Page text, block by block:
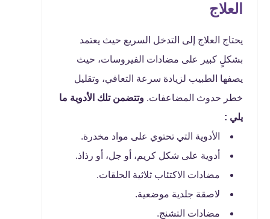
العلاج
يحتاج العلاج إلى التدخل السريع حيث يعتمد
بشكلٍ كبير على مضادات الفيروسات، حيث
يصفها الطبيب لزيادة سرعة التعافي، وتقليل
خطر حدوث المضاعفات. وتتضمن تلك الأدوية ما
يلي :
الأدوية التي تحتوي على مواد مخدرة.
أدوية على شكل كريم، أو جل، أو رذاذ.
مضادات الاكتئاب ثلاثية الحلقات.
لاصقة جلدية موضعية.
مضادات التشنج.